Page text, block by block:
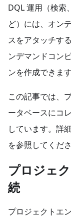
DQL 運用（検索
ど）には、オン
スをアタッチす
ンデマンドコン
ンを作成できます
この記事では、
ータベースにコ
しています。詳
を参照してくださ
プロジェ
続
プロジェクトエ